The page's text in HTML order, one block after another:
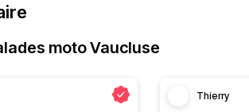
moto Vaucluse
Thierry